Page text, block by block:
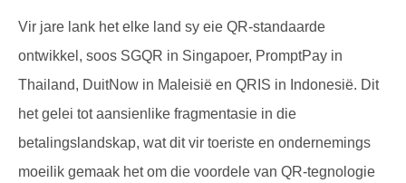
Vir jare lank het elke land sy eie QR-standaarde
ontwikkel, soos SGQR in Singapoer, PromptPay in
Thailand, DuitNow in Maleisië en QRIS in Indonesië. Dit
het gelei tot aansienlike fragmentasie in die
betalingslandskap, wat dit vir toeriste en ondernemings
moeilik gemaak het om die voordele van QR-tegnologie